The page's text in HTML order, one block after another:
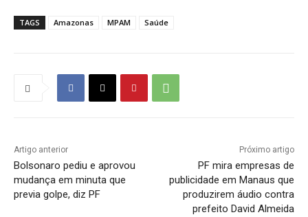
TAGS Amazonas MPAM Saúde
Artigo anterior
Bolsonaro pediu e aprovou
mudança em minuta que
previa golpe, diz PF
Próximo artigo
PF mira empresas de
publicidade em Manaus que
produzirem áudio contra
prefeito David Almeida